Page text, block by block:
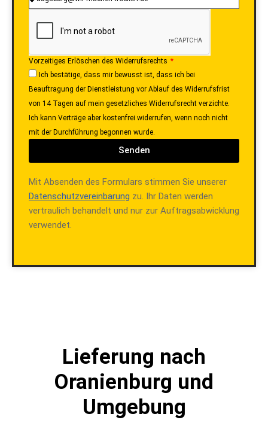
Vorzeitiges Erlöschen des Widerrufsrechts
Ich bestätige, dass mir bewusst ist, dass ich bei
Beauftragung der Dienstleistung vor Ablauf des Widerrufsfrist
von 14 Tagen auf mein gesetzliches Widerrufsrecht verzichte.
Ich kann Verträge aber kostenfrei widerrufen, wenn noch nicht
mit der Durchführung begonnen wurde.
Senden
Mit Absenden des Formulars stimmen Sie unserer
Datenschutzvereinbarung zu. Ihr Daten werden
vertraulich behandelt und nur zur Auftragsabwicklung
verwendet.
Lieferung nach
Oranienburg und
Umgebung